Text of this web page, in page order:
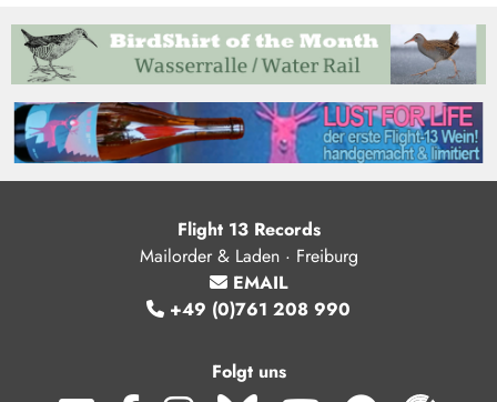
Flight 13 Records
Mailorder & Laden · Freiburg
EMAIL
+49 (0)761 208 990
Folgt uns